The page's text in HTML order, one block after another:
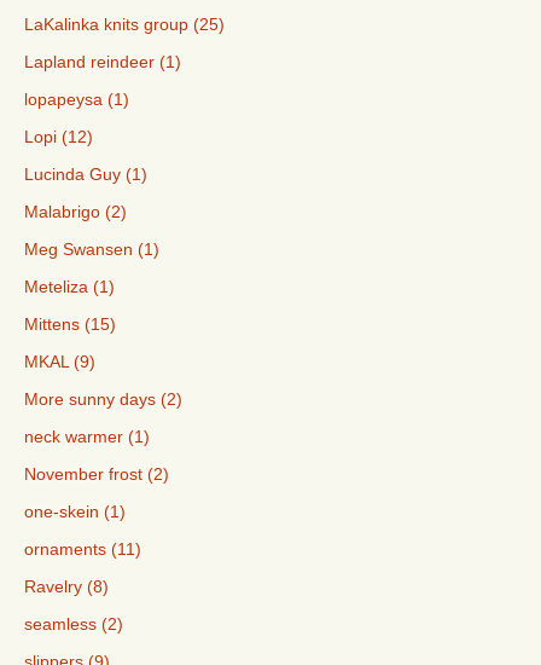
LaKalinka knits group (25)
Lapland reindeer (1)
lopapeysa (1)
Lopi (12)
Lucinda Guy (1)
Malabrigo (2)
Meg Swansen (1)
Meteliza (1)
Mittens (15)
MKAL (9)
More sunny days (2)
neck warmer (1)
November frost (2)
one-skein (1)
ornaments (11)
Ravelry (8)
seamless (2)